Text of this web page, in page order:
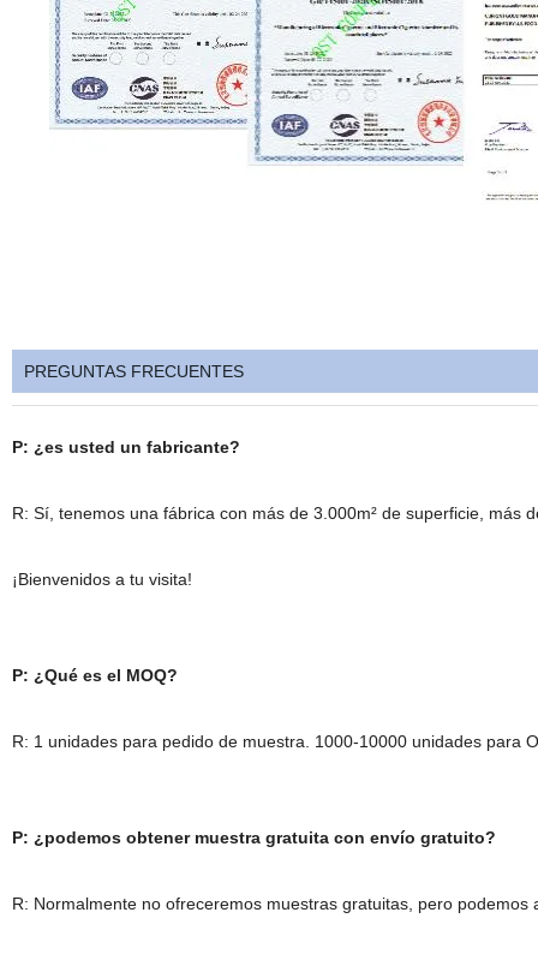
PREGUNTAS FRECUENTES
P: ¿es usted un fabricante?
R: Sí, tenemos una fábrica con más de 3.000m² de superficie, más
¡Bienvenidos a tu visita!
P: ¿Qué es el MOQ?
R: 1 unidades para pedido de muestra. 1000-10000 unidades para
P: ¿podemos obtener muestra gratuita con envío gratuito?
R: Normalmente no ofreceremos muestras gratuitas, pero